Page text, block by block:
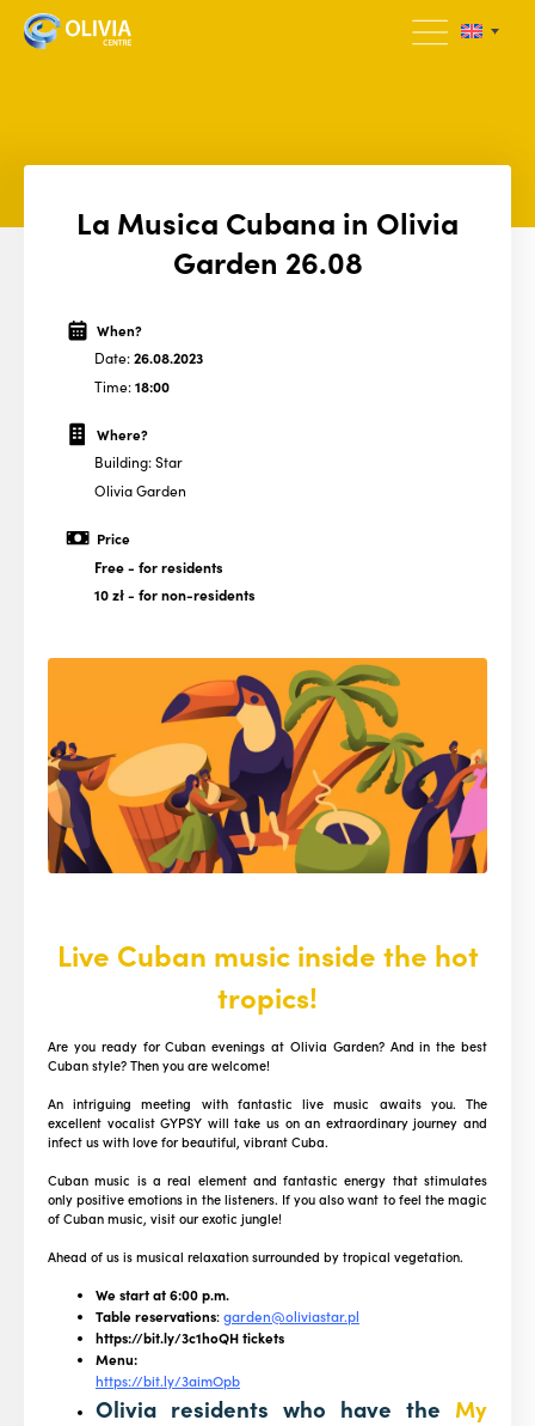
La Musica Cubana in Olivia
Garden 26.08
When?
Date:26.08.2023
Time:18:00
Where?
Building: Star
Olivia Garden
Price
Free- for residents
10 zł- for non-residents
Live Cuban music inside the hot
tropics!
Are you ready for Cuban evenings at Olivia Garden? And in the best
Cuban style? Then you are welcome!
An intriguing meeting with fantastic live music awaits you. The
excellent vocalist GYPSY will take us on an extraordinary journey and
infect us with love for beautiful, vibrant Cuba.
Cuban music is a real element and fantastic energy that stimulates
only positive emotions in the listeners. If you also want to feel the magic
of Cuban music, visit our exotic jungle!
Ahead of us is musical relaxation surrounded by tropical vegetation.
We start at 6:00 p.m.
Table reservations:garden@oliviastar.pl
https://bit.ly/3c1hoQH tickets
Menu:
https://bit.ly/3aimOpb
Olivia residents who have the My